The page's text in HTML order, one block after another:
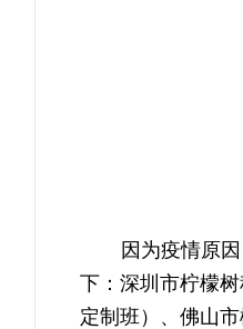
因为疫情原
下：深圳市柠檬
定制班）、佛山